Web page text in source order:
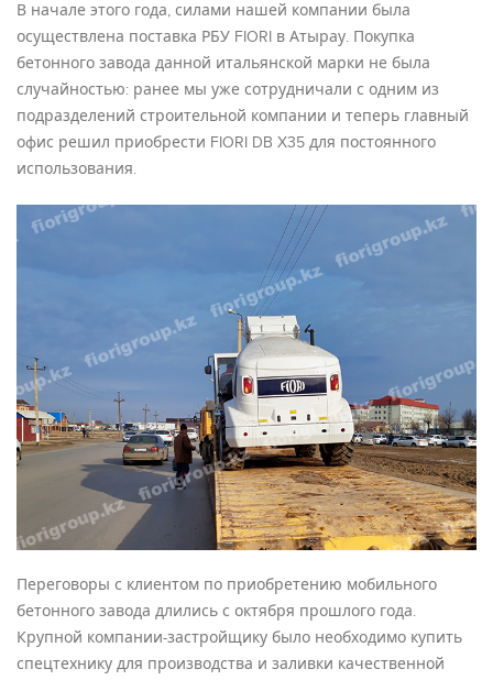
В начале этого года, силами нашей компании была
осуществлена поставка РБУ FIORI в Атырау. Покупка
бетонного завода данной итальянской марки не была
случайностью: ранее мы уже сотрудничали с одним из
подразделений строительной компании и теперь главный
офис решил приобрести FIORI DB X35 для постоянного
использования.
Переговоры с клиентом по приобретению мобильного
бетонного завода длились с октября прошлого года.
Крупной компании-застройщику было необходимо купить
спецтехнику для производства и заливки качественной